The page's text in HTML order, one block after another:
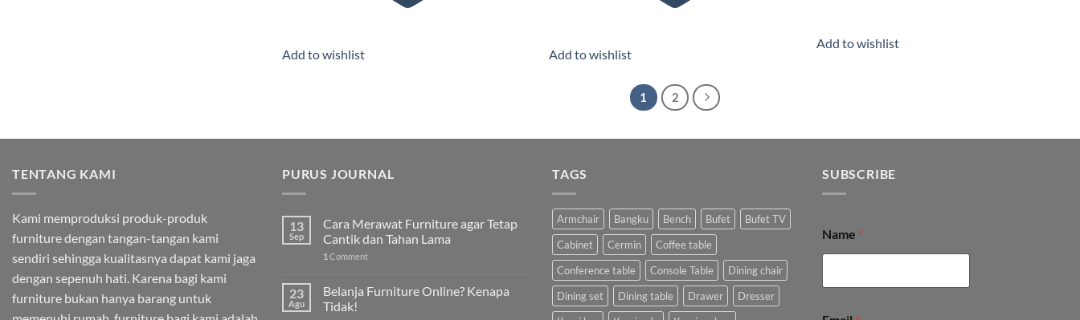
Add to wishlist Add to wishlist
Add to wishlist
1 2
TENTANG KAMI
Kami memproduksi produk-produk
furniture dengan tangan-tangan kami
sendiri sehingga kualitasnya dapat kami jaga
dengan sepenuh hati. Karena bagi kami
furniture bukan hanya barang untuk
PURUS JOURNAL
13
Sep
Cara Merawat Furniture agar Tetap
Cantik dan Tahan Lama
1 Comment
23
Agu
Belanja Furniture Online? Kenapa
Tidak!
TAGS
Armchair Bangku Bench Bufet
Bufet TV
Cabinet
Cermin
Coffee table
Conference table
Console Table
Dining chair
Dining set
Dining table Drawer
Dresser
SUBSCRIBE
Name *